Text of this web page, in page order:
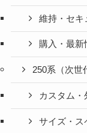
維持・セキ
購入・最新
250系（次世
カスタム・
サイズ・ス